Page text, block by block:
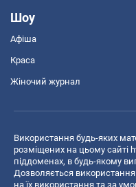
Шоу
Афіша
Краса
Жіночий журнал
Використання будь-яких
розміщених на цьому сайті
піддоменах, в будь-якому
Дозволяється
на їх використання та за